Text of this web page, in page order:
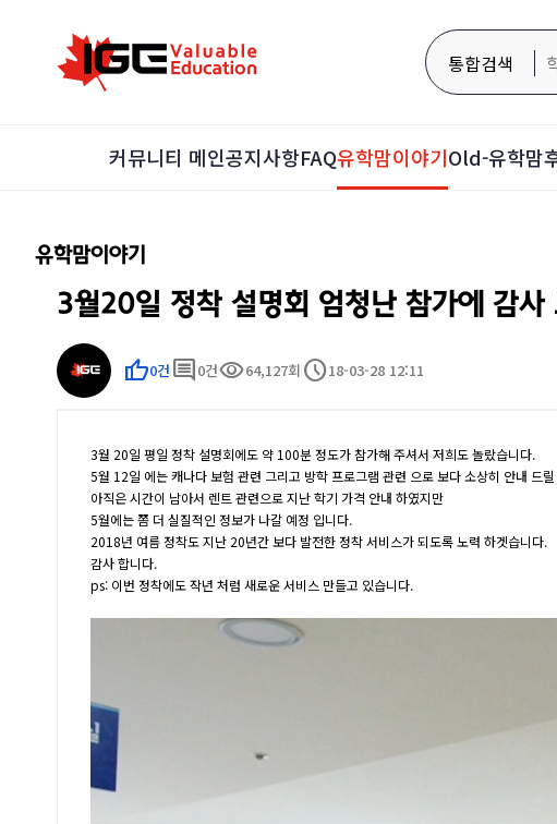
통합검색
커뮤니티 메인공지사항FAQ유학맘이야기Old-유학맘
유학맘이야기
3월20일 정착 설명회 엄청난 참가에 감사
thumb_up0건 comment 0건visibility64,127회 schedule18-03-28 12:11
3월 20일 평일 정착 설명회에도 약 100분 정도가 참가해 주셔서 저희도 놀랐습니다.
5월 12일 에는 캐나다 보험 관련 그리고 방학 프로그램 관련 으로 보다 소상히 안내 드
아직은 시간이 남아서 렌트 관련으로 지난 학기 가격 안내 하였지만
5월에는 쫌 더 실질적인 정보가 나갈 예정 입니다.
2018년 여름 정착도 지난 20년간 보다 발전한 정착 서비스가 되도록 노력 하겟습니다.
감사 합니다.
ps: 이번 정착에도 작년 처럼 새로운 서비스 만들고 있습니다.